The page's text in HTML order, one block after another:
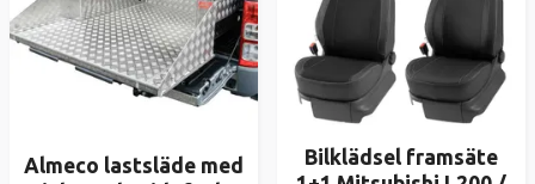
Almeco lastsläde med
Bilklädsel framsäte